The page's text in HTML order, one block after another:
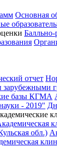
Основная
отчет
зарубежными
базы КГМА
- 2019"
обл.)